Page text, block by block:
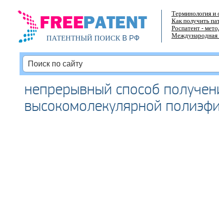
ПАТЕНТНЫЙ ПОИСКВ РФ
Терминология и
Как получить
Роспатент -
Международная
непрерывный способ
высокомолекулярной